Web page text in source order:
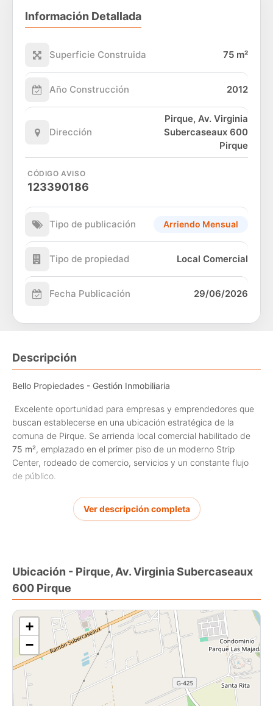
Información Detallada
Superficie Construida 75 m²
Año Construcción 2012
Dirección
Pirque, Av. Virginia
Subercaseaux 600
Pirque
CÓDIGO AVISO
123390186
Tipo de publicación Arriendo Mensual
Tipo de propiedad Local Comercial
Fecha Publicación 29/06/2026
Descripción
Bello Propiedades - Gestión Inmobiliaria
Excelente oportunidad para empresas y emprendedores que
buscan establecerse en una ubicación estratégica de la
comuna de Pirque. Se arrienda local comercial habilitado de
75 m², emplazado en el primer piso de un moderno Strip
Center, rodeado de comercio, servicios y un constante flujo
de público.
Su distribución permite una rápida puesta en marcha,
reduciendo tiempos y costos de habilitación. Es una excelente
Características:
• Superficie: 75 m²
• Local habilitado
• Primer piso
• Arriendo:UF 52,50 + IVA
• Disponibilidad inmediata
No dejes pasar esta oportunidad de posicionar tu negocio en
un entorno comercial consolidado.
Bello Propiedades Gestión Inmobiliaria
Ver descripción completa
Ubicación - Pirque, Av. Virginia Subercaseaux
600 Pirque
+
−